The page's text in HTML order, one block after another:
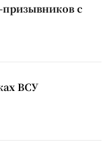
с
ВСУ